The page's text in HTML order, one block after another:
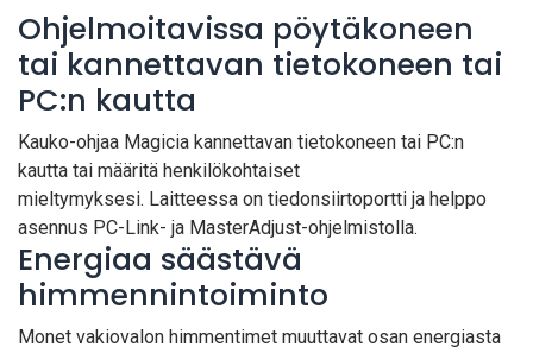
Ohjelmoitavissa pöytäkoneen
tai kannettavan tietokoneen tai
PC:n kautta
Kauko-ohjaa Magicia kannettavan tietokoneen tai PC:n
kautta tai määritä henkilökohtaiset
mieltymyksesi. Laitteessa on tiedonsiirtoportti ja helppo
asennus PC-Link- ja MasterAdjust-ohjelmistolla.
Energiaa säästävä
himmennintoiminto
Monet vakiovalon himmentimet muuttavat osan energiasta